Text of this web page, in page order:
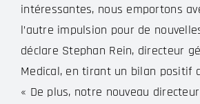
intéressantes, nous emportons
l’autre impulsion pour de
déclare Stephan Rein, directeur
Medical, en tirant un bilan positif
« De plus, notre nouveau